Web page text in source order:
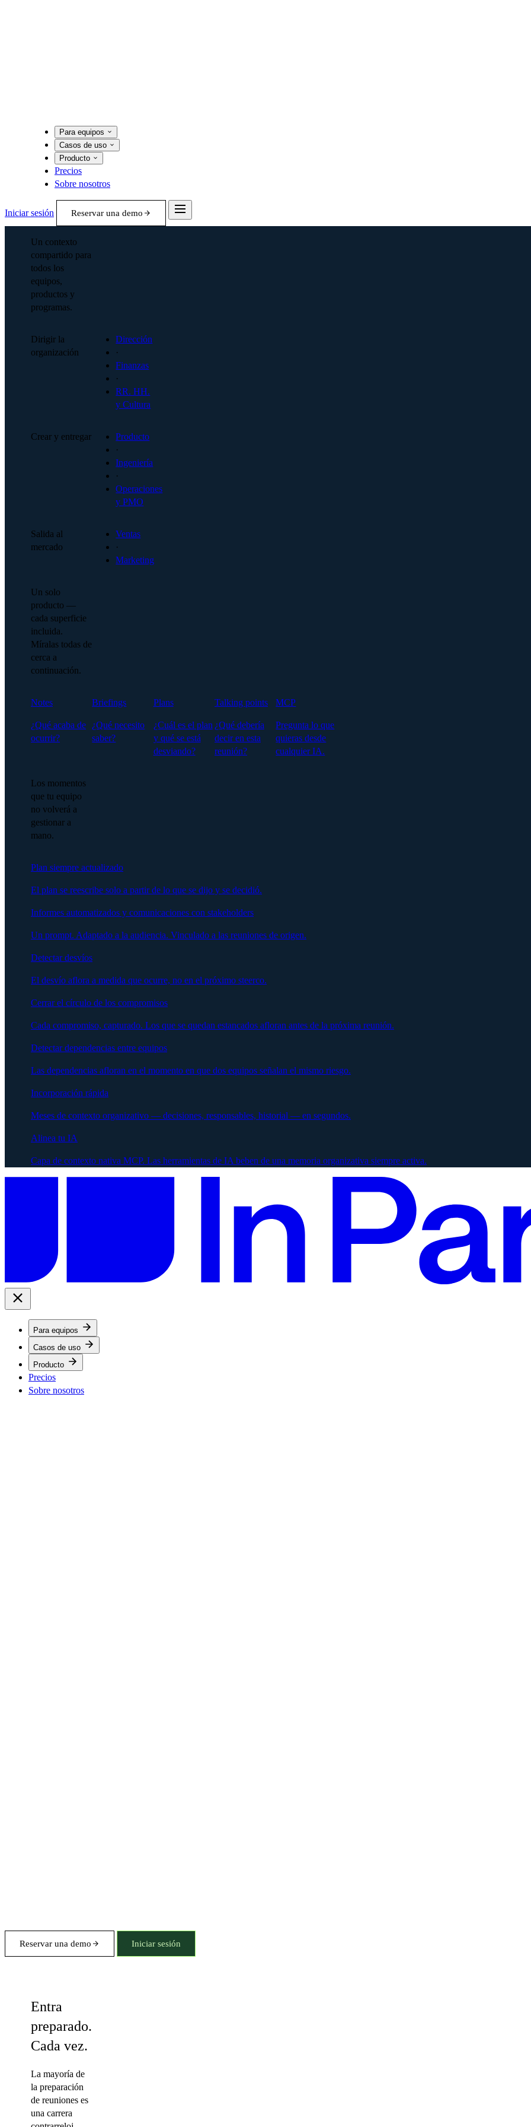
Para equipos
Casos de uso
Producto
Precios
Sobre nosotros
Iniciar sesión Reservar una demo
Un contexto
compartido para
todos los
equipos,
productos y
programas.
Dirigir la
organización
Dirección
·
Finanzas
·
RR. HH.
y Cultura
Crear y entregar
Producto
·
Ingeniería
·
Operaciones
y PMO
Salida al
mercado
Ventas
·
Marketing
Un solo
producto —
cada superficie
incluida.
Míralas todas de
cerca a
continuación.
Notes
¿Qué acaba de
ocurrir?
Briefings
¿Qué necesito
saber?
Plans
¿Cuál es el plan
y qué se está
desviando?
Talking points
¿Qué debería
decir en esta
reunión?
MCP
Pregunta lo que
quieras desde
cualquier IA.
Los momentos
que tu equipo
no volverá a
gestionar a
mano.
Plan siempre actualizado
El plan se reescribe solo a partir de lo que se dijo y se decidió.
Informes automatizados y comunicaciones con stakeholders
Un prompt. Adaptado a la audiencia. Vinculado a las reuniones de origen.
Detectar desvíos
El desvío aflora a medida que ocurre, no en el próximo steerco.
Cerrar el círculo de los compromisos
Cada compromiso, capturado. Los que se quedan estancados afloran antes de la próxima reunión.
Detectar dependencias entre equipos
Las dependencias afloran en el momento en que dos equipos señalan el mismo riesgo.
Incorporación rápida
Meses de contexto organizativo — decisiones, responsables, historial — en segundos.
Alinea tu IA
Capa de contexto nativa MCP. Las herramientas de IA beben de una memoria organizativa siempre activa.
Para equipos
Casos de uso
Producto
Precios
Sobre nosotros
Reservar una demo Iniciar sesión
Entra
preparado.
Cada vez.
La mayoría de
la preparación
de reuniones es
una carrera